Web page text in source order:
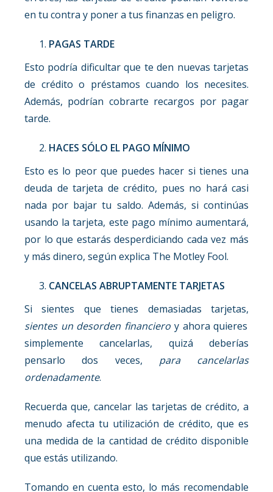
en tu contra y poner a tus finanzas en peligro.
PAGAS TARDE
Esto podría dificultar que te den nuevas tarjetas
de crédito o préstamos cuando los necesites.
Además, podrían cobrarte recargos por pagar
tarde.
HACES SÓLO EL PAGO MÍNIMO
Esto es lo peor que puedes hacer si tienes una
deuda de tarjeta de crédito, pues no hará casi
nada por bajar tu saldo. Además, si continúas
usando la tarjeta, este pago mínimo aumentará,
por lo que estarás desperdiciando cada vez más
y más dinero, según explica The Motley Fool.
CANCELAS ABRUPTAMENTE TARJETAS
Si sientes que tienes demasiadas tarjetas,
sientes un desorden financiero y ahora quieres
simplemente cancelarlas, quizá deberías
pensarlo dos veces, para cancelarlas
ordenadamente.
Recuerda que, cancelar las tarjetas de crédito, a
menudo afecta tu utilización de crédito, que es
una medida de la cantidad de crédito disponible
que estás utilizando.
Tomando en cuenta esto, lo más recomendable